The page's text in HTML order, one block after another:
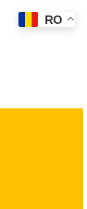
RO